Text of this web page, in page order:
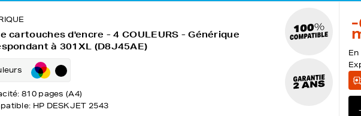
cartouches d'encre - 4 COULEURS - Générique
à 301XL (D8J45AE)
810 pages (A4)
HP DESKJET 2543